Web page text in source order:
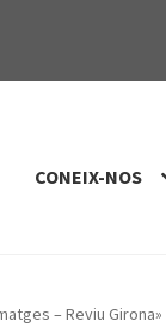
CONEIX-NOS
– Reviu Girona»